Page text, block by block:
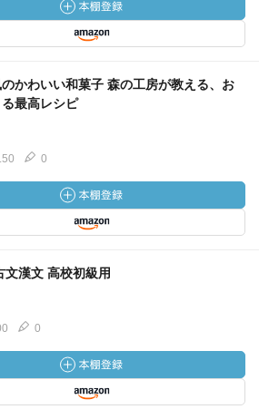
かわいい和菓子 森の工房が教える、お
最高レシピ
0
文漢文 高校初級用
0